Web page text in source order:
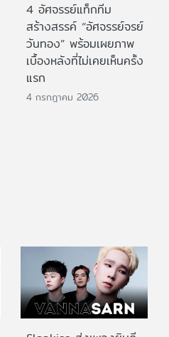
4 อัศจรรย์แท็กทีม
สร้างสรรค์ “อัศจรรย์จรย์
วันทอง” พร้อมเผยภาพ
เบื้องหลังที่ไม่เคยเห็นครั้ง
แรก
4 กรกฎาคม 2026